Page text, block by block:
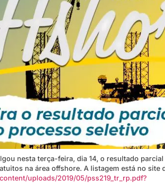
nesta terça-feira, dia 14, o resultado
na área offshore. A listagem está no site
uploads/2019/05/pss219_tr_rp.pdf?